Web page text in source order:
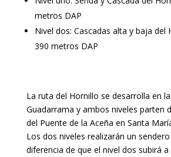
metros DAP
Nivel dos: Cascadas alta y baja del
390 metros DAP
La ruta del Hornillo se desarrolla en
Guadarrama y ambos niveles parten
del Puente de la Aceña en Santa
Los dos niveles realizarán un
diferencia de que el nivel dos subirá